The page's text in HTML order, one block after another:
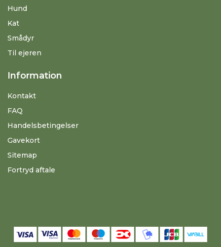
Hund
Kat
Smådyr
Til ejeren
Information
Kontakt
FAQ
Handelsbetingelser
Gavekort
Sitemap
Fortryd aftale